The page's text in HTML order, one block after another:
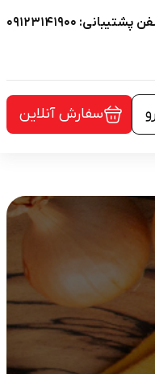
پشتیبانی: ۰۹۱۲۳۱۴۱۹۰۰
سفارش آنلاین